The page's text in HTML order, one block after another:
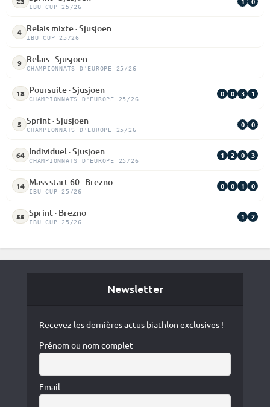
IBU CUP 25/26
4 Relais mixte · Sjusjoen
IBU CUP 25/26
9 Relais · Sjusjoen
CHAMPIONNATS D'EUROPE 25/26
18 Poursuite · Sjusjoen
CHAMPIONNATS D'EUROPE 25/26
0 0 3 1
5 Sprint · Sjusjoen
CHAMPIONNATS D'EUROPE 25/26
0 0
64 Individuel · Sjusjoen
CHAMPIONNATS D'EUROPE 25/26
1 2 0 3
14 Mass start 60 · Brezno
IBU CUP 25/26
0 0 1 0
55 Sprint · Brezno
IBU CUP 25/26
1 2
Newsletter
Recevez les dernières actus biathlon exclusives !
Prénom ou nom complet
Email